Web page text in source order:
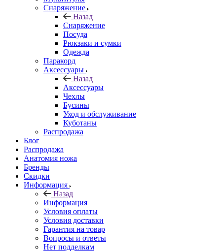
Снаряжение
Назад
Снаряжение
Посуда
Рюкзаки и сумки
Одежда
Паракорд
Аксессуары
Назад
Аксессуары
Чехлы
Бусины
Уход и обслуживание
Куботаны
Распродажа
Блог
Распродажа
Анатомия ножа
Бренды
Скидки
Информация
Назад
Информация
Условия оплаты
Условия доставки
Гарантия на товар
Вопросы и ответы
Нет подделкам